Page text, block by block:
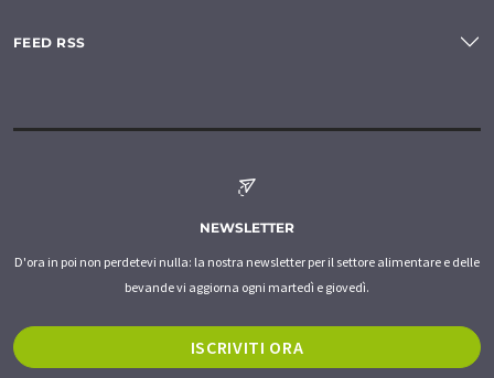
FEED RSS
NEWSLETTER
D'ora in poi non perdetevi nulla: la nostra newsletter per il settore alimentare e delle
bevande vi aggiorna ogni martedì e giovedì.
ISCRIVITI ORA